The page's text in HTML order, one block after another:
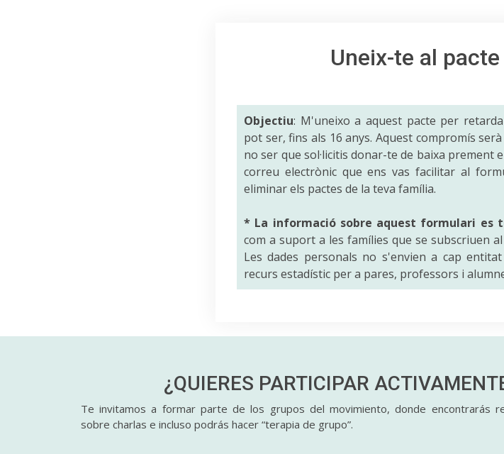
Uneix-te al
Objectiu: M'uneixo a aquest pacte per
pot ser, fins als 16 anys. Aquest compromís
no ser que sol·licitis donar-te de baixa prement
correu electrònic que ens vas facilitar al
eliminar els pactes de la teva família.
* La informació sobre aquest formulari es
com a suport a les famílies que se subscriuen
Les dades personals no s'envien a cap
recurs estadístic per a pares, professors i
¿QUIERES PARTICIPAR
Te invitamos a formar parte de los grupos del movimiento, donde encontrarás
sobre charlas e incluso podrás hacer “terapia de grupo”.